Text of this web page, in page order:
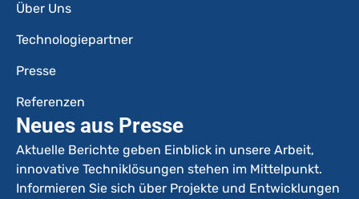
Über Uns
Technologiepartner
Presse
Referenzen
Neues aus Presse
Aktuelle Berichte geben Einblick in unsere Arbeit,
innovative Techniklösungen stehen im Mittelpunkt.
Informieren Sie sich über Projekte und Entwicklungen